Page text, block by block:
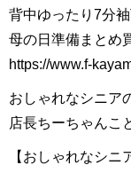
背中ゆったり7分
母の日準備まとめ
https://www.f-
おしゃれなシニア
店長ちーちゃんこ
【おしゃれなシニ